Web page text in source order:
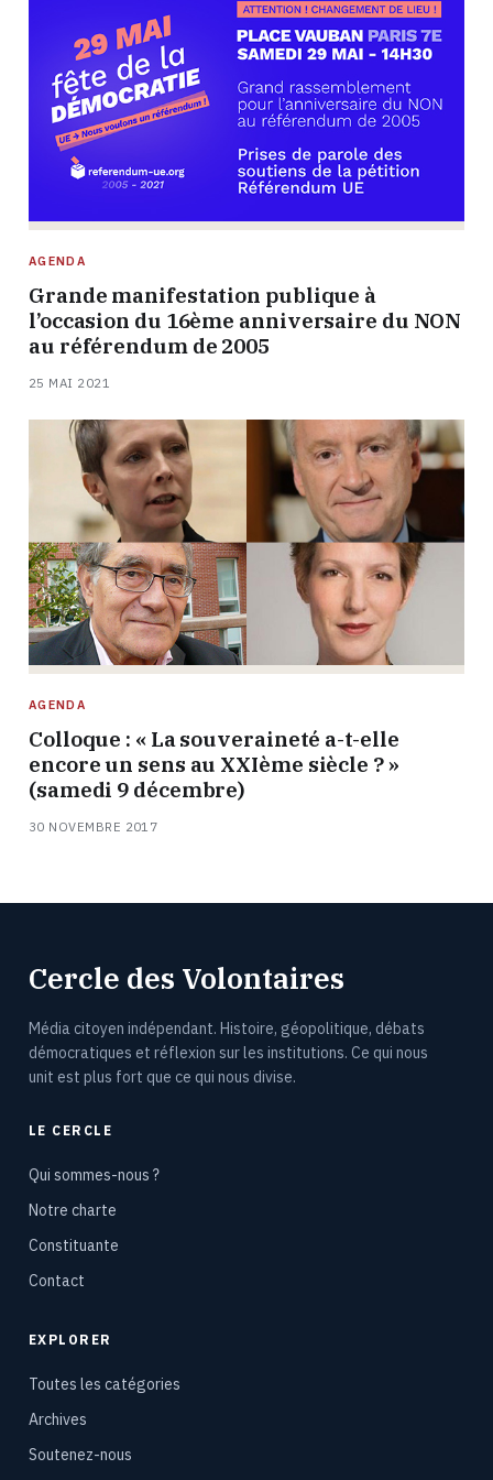
AGENDA
Grande manifestation publique à
l’occasion du 16ème anniversaire du NON
au référendum de 2005
25 MAI 2021
AGENDA
Colloque : « La souveraineté a-t-elle
encore un sens au XXIème siècle ? »
(samedi 9 décembre)
30 NOVEMBRE 2017
Cercle des Volontaires
Média citoyen indépendant. Histoire, géopolitique, débats
démocratiques et réflexion sur les institutions. Ce qui nous
unit est plus fort que ce qui nous divise.
LE CERCLE
Qui sommes-nous ?
Notre charte
Constituante
Contact
EXPLORER
Toutes les catégories
Archives
Soutenez-nous